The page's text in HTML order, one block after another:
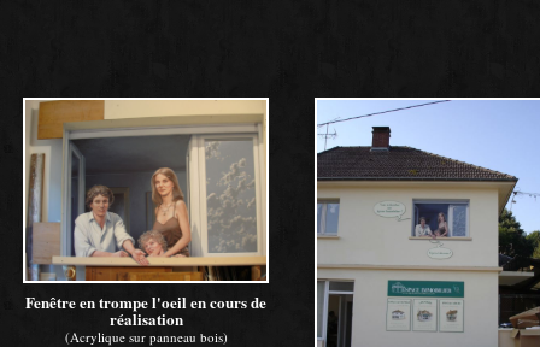
Fenêtre en trompe l'oeil en cours de
réalisation
(Acrylique sur panneau bois)